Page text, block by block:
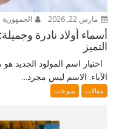
مارس 22, 2026 الجمهورية
أسماء أولاد نادرة
التميز
اختيار اسم المولود الجديد
الآباء. الاسم ليس مجرد...
مقالات منوعات